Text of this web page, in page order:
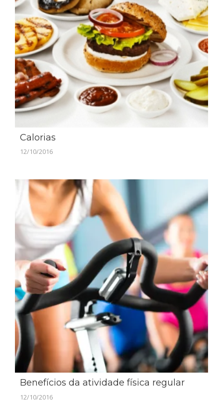
Calorias
12/10/2016
Benefícios da atividade física regular
12/10/2016